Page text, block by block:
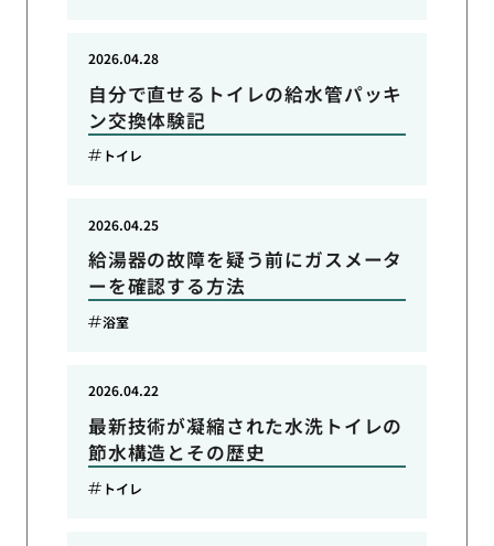
自分で直せるトイレの給水管パッキ
ン交換体験記
2026.04.28
トイレ
給湯器の故障を疑う前にガスメータ
ーを確認する方法
2026.04.25
浴室
最新技術が凝縮された水洗トイレの
節水構造とその歴史
2026.04.22
トイレ